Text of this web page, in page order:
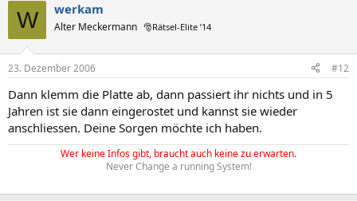
W werkam
Alter Meckermann 🎅Rätsel-Elite ’14
23. Dezember 2006 #12
Dann klemm die Platte ab, dann passiert ihr nichts und in 5
Jahren ist sie dann eingerostet und kannst sie wieder
anschliessen. Deine Sorgen möchte ich haben.
Wer keine Infos gibt, braucht auch keine zu erwarten.
Never Change a running System!